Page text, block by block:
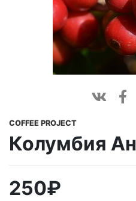
COFFEE PROJECT
Колумбия
250₽